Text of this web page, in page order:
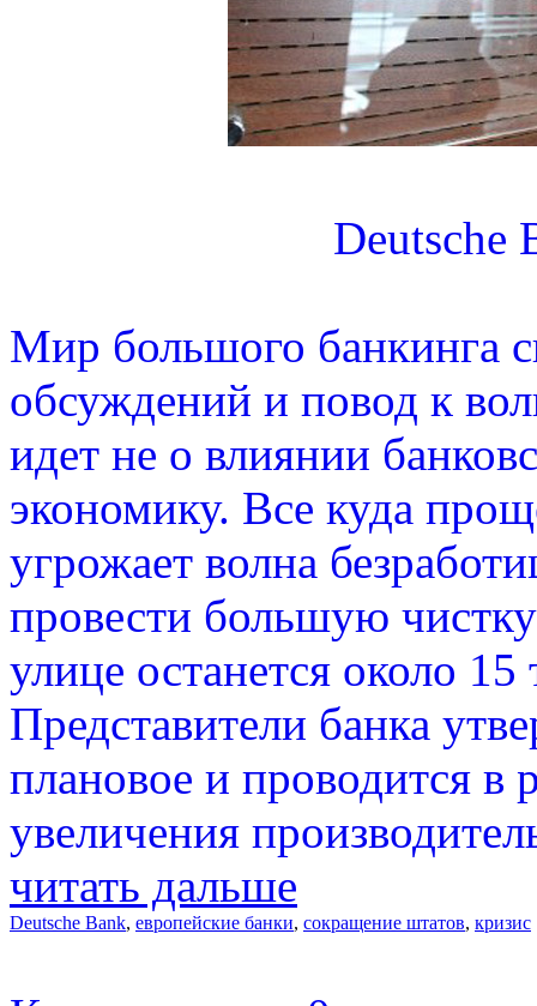
Deutsche
Мир большого банкинга
обсуждений и повод к
идет не о влиянии
экономику. Все куда
угрожает волна
провести большую чистку
улице останется около
Представители банка
плановое и проводится в
увеличения
читать дальше
Deutsche Bank, европейские банки, сокращение штатов, кризис